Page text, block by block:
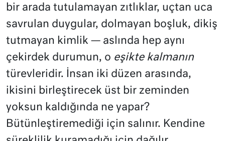
bir arada tutulamayan zıtlıklar, uçtan uca
savrulan duygular, dolmayan boşluk, dikiş
tutmayan kimlik — aslında hep aynı
çekirdek durumun, o eşikte kalmanın
türevleridir. İnsan iki düzen arasında,
ikisini birleştirecek üst bir zeminden
yoksun kaldığında ne yapar?
Bütünleştiremediği için salınır. Kendine